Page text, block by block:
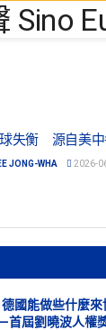
失衡 源自美
JONG-WHA 2026-
國能做些什麼
首屆劉曉波人權